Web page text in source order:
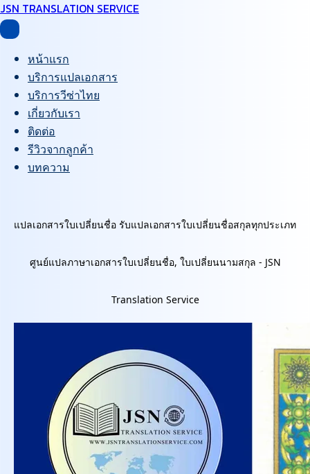
JSN TRANSLATION SERVICE
หน้าแรก
บริการแปลเอกสาร
บริการวีซ่าไทย
เกี่ยวกับเรา
ติดต่อ
รีวิวจากลูกค้า
บทความ
แปลเอกสารใบเปลี่ยนชื่อ รับแปลเอกสารใบเปลี่ยนชื่อสกุลทุกประเภท
ศูนย์แปลภาษาเอกสารใบเปลี่ยนชื่อ, ใบเปลี่ยนนามสกุล - JSN
Translation Service